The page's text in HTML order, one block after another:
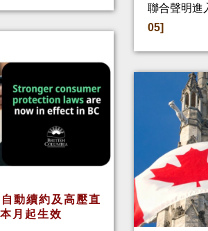
動續約及高壓直
月起生效
聯合聲明進
05]